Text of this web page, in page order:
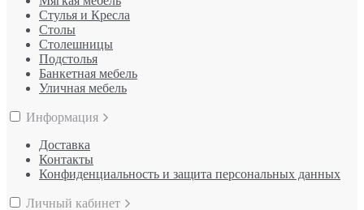
Стулья и Кресла
Столы
Столешницы
Подстолья
Банкетная мебель
Уличная мебель
Информация
Доставка
Контакты
Конфиденциальность и защита персональных данных
Личный кабинет